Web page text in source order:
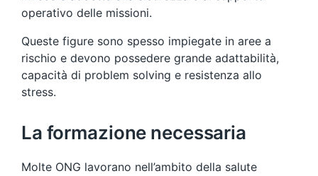
operativo delle missioni.
Queste figure sono spesso impiegate in aree a
rischio e devono possedere grande adattabilità,
capacità di problem solving e resistenza allo
stress.
La formazione necessaria
Molte ONG lavorano nell’ambito della salute